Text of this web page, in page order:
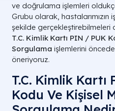
ve doğrulama işlemleri
Grubu olarak, hastalarımızın
şekilde gerçekleştirebilmeleri
T.C. Kimlik Kartı PIN / PUK
Sorgulama işlemlerini
öneriyoruz.
T.C. Kimlik Kartı
Kodu Ve Kişisel